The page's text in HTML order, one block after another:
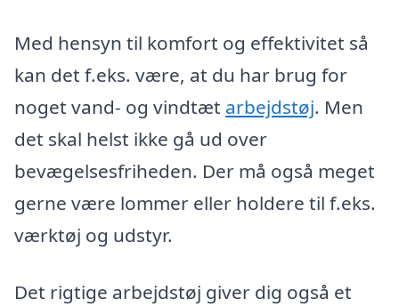
Med hensyn til komfort og effektivitet så
kan det f.eks. være, at du har brug for
noget vand- og vindtæt arbejdstøj. Men
det skal helst ikke gå ud over
bevægelsesfriheden. Der må også meget
gerne være lommer eller holdere til f.eks.
værktøj og udstyr.
Det rigtige arbejdstøj giver dig også et